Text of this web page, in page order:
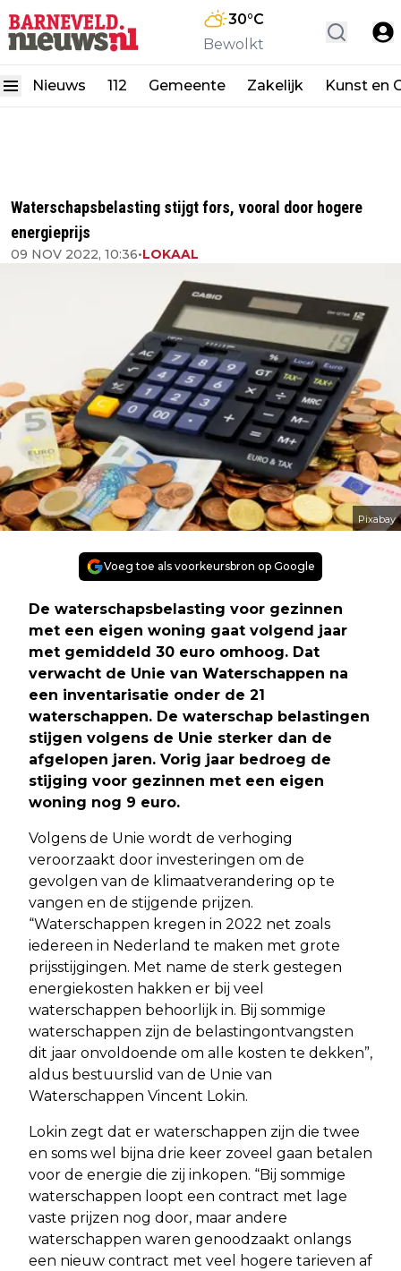
30°C
Bewolkt
Nieuws 112 Gemeente Zakelijk Kunst en
Waterschapsbelasting stijgt fors, vooral door hogere
energieprijs
09 NOV 2022, 10:36•LOKAAL
Pixabay
Voeg toe als voorkeursbron op Google
De waterschapsbelasting voor gezinnen
met een eigen woning gaat volgend jaar
met gemiddeld 30 euro omhoog. Dat
verwacht de Unie van Waterschappen na
een inventarisatie onder de 21
waterschappen. De waterschap belastingen
stijgen volgens de Unie sterker dan de
afgelopen jaren. Vorig jaar bedroeg de
stijging voor gezinnen met een eigen
woning nog 9 euro.
Volgens de Unie wordt de verhoging
veroorzaakt door investeringen om de
gevolgen van de klimaatverandering op te
vangen en de stijgende prijzen.
“Waterschappen kregen in 2022 net zoals
iedereen in Nederland te maken met grote
prijsstijgingen. Met name de sterk gestegen
energiekosten hakken er bij veel
waterschappen behoorlijk in. Bij sommige
waterschappen zijn de belastingontvangsten
dit jaar onvoldoende om alle kosten te dekken”,
aldus bestuurslid van de Unie van
Waterschappen Vincent Lokin.
Lokin zegt dat er waterschappen zijn die twee
en soms wel bijna drie keer zoveel gaan betalen
voor de energie die zij inkopen. “Bij sommige
waterschappen loopt een contract met lage
vaste prijzen nog door, maar andere
waterschappen waren genoodzaakt onlangs
een nieuw contract met veel hogere tarieven af